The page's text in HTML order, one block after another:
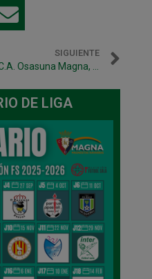
SIGUIENTE
DE LIGA